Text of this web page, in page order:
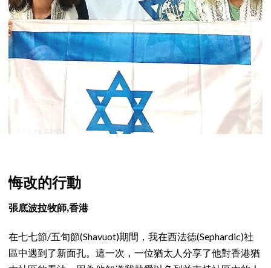
悔改的行動
張底波拉牧師,香港
在七七節/五旬節(Shavuot)期間，我在西法德(Sephardic)社
區中遇到了新面孔。這一次，一位猶太人分享了他對香港猶